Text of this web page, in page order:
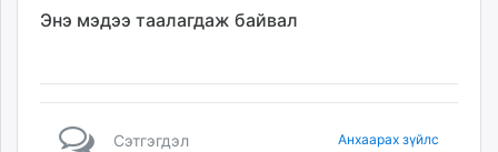
Энэ мэдээ таалагдаж байвал
Сэтгэгдэл Анхаарах зүйлс